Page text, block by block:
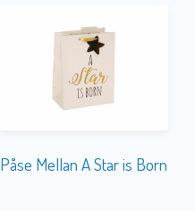
Påse Mellan A Star is Born